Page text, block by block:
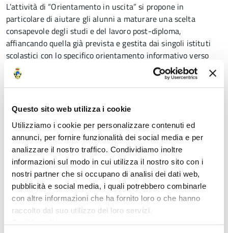
Questo sito web utilizza i cookie
Utilizziamo i cookie per personalizzare contenuti ed
annunci, per fornire funzionalità dei social media e per
analizzare il nostro traffico. Condividiamo inoltre
informazioni sul modo in cui utilizza il nostro sito con i
nostri partner che si occupano di analisi dei dati web,
pubblicità e social media, i quali potrebbero combinarle
con altre informazioni che ha fornito loro o che hanno
raccolto dal suo utilizzo dei loro servizi.
L’attività di “Orientamento in uscita” si propone in
particolare di aiutare gli alunni a maturare una scelta
consapevole degli studi e del lavoro post-diploma,
affiancando quella già prevista e gestita dai singoli istituti
scolastici con lo specifico orientamento informativo verso
tutte le opportunità e le iniziative per effettuare una scelta
post diploma consapevole, aggiungendo in questo caso un
percorso riguardo all’offerta formativa degli Istituti Tecnici
superiori, un biennio post diploma in grado di favorire
l’incontro tra la reale domanda e l’offerta di figure tecnico
professionali di elevato livello.
Condividi